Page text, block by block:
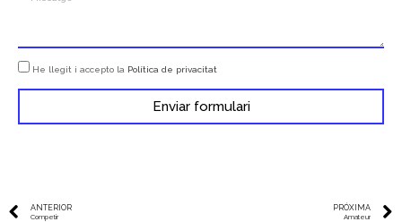
He llegit i accepto la Política de privacitat
Enviar formulari
ANTERIOR
Competir
PRÓXIMA
Amateur